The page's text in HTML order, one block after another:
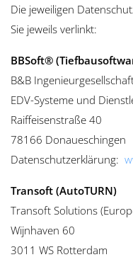
Die jeweiligen
Sie jeweils verlinkt:
BBSoft®
B&B
EDV-Systeme und
Raiffeisenstraße 40
78166 Donaueschingen
Datenschutzerklärung:
Transoft (AutoTURN)
Transoft Solutions
Wijnhaven 60
3011 WS Rotterdam